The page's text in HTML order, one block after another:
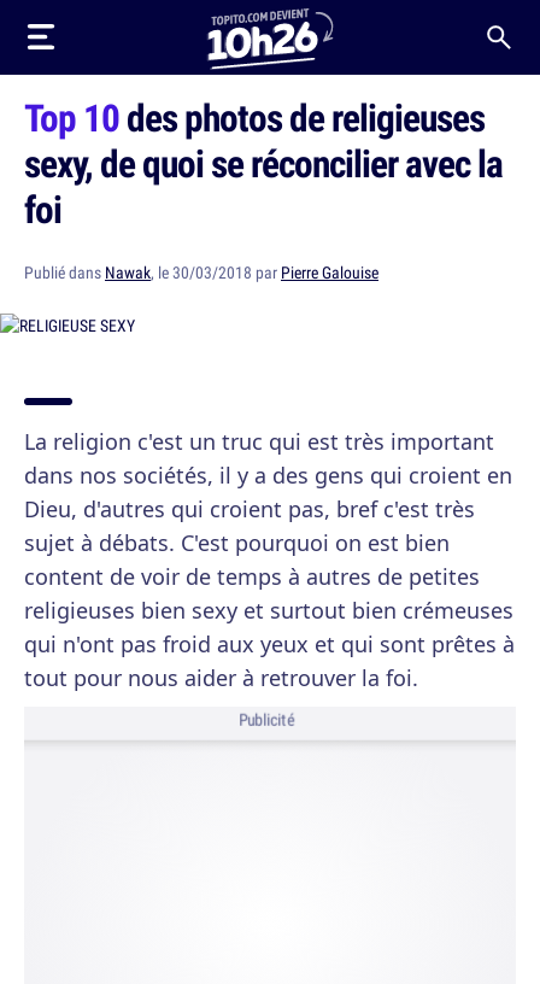
Top 10des photos de religieuses
sexy, de quoi se réconcilier avec la
foi
Publié dans Nawak, le 30/03/2018 par Pierre Galouise
La religion c'est un truc qui est très important
dans nos sociétés, il y a des gens qui croient en
Dieu, d'autres qui croient pas, bref c'est très
sujet à débats. C'est pourquoi on est bien
content de voir de temps à autres de petites
religieuses bien sexy et surtout bien crémeuses
qui n'ont pas froid aux yeux et qui sont prêtes à
tout pour nous aider à retrouver la foi.
Publicité